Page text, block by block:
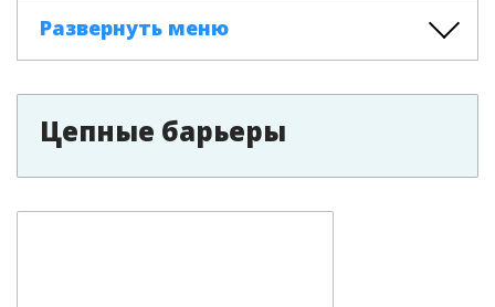
Развернуть меню
Цепные барьеры